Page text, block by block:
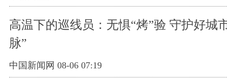
高温下的巡线员：无惧“烤”验 守护好城
脉”
中国新闻网 08-06 07:19